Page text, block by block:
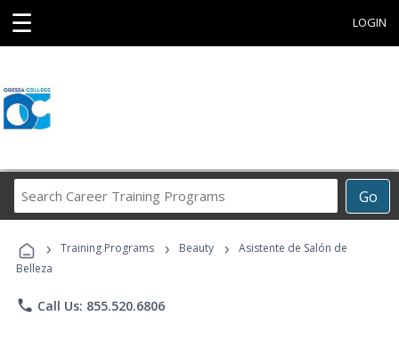
☰ LOGIN
Go
Career
Programs
› Training Programs › Beauty ›
Asistente de Salón de
Belleza
phone Call Us: 855.520.6806